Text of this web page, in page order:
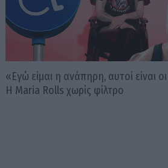
«Εγώ είμαι η ανάπηρη, αυτοί είναι
Η Maria Rolls χωρίς φίλτρο